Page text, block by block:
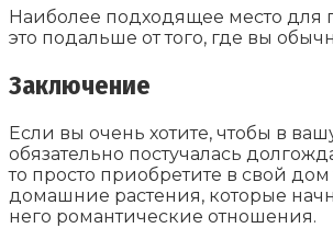
Наиболее подходящее место для
это подальше от того, где вы
Заключение
Если вы очень хотите, чтобы в
обязательно постучалась
то просто приобретите в свой дом
домашние растения, которые
него романтические отношения.